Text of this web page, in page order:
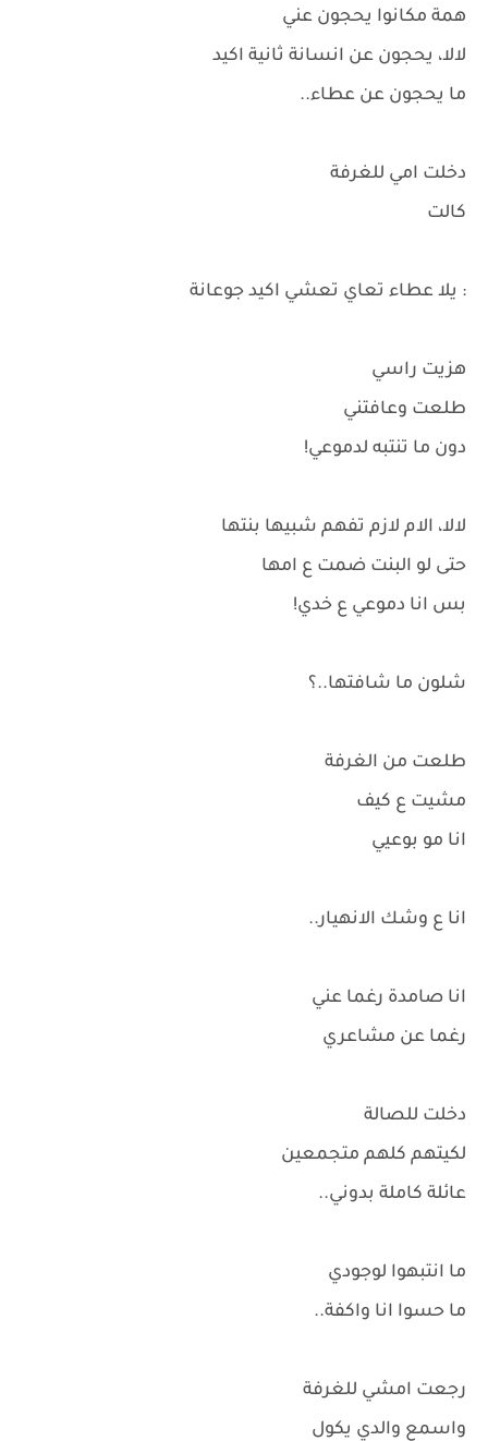
همة مكانوا يحجون عني
لالا، يحجون عن انسانة ثانية اكيد
ما يحجون عن عطاء..
دخلت امي للغرفة
كالت
: يلا عطاء تعاي تعشي اكيد جوعانة
هزيت راسي
طلعت وعافتني
دون ما تنتبه لدموعي!
لالا، الام لازم تفهم شبيها بنتها
حتى لو البنت ضمت ع امها
بس انا دموعي ع خدي!
شلون ما شافتها..؟
طلعت من الغرفة
مشيت ع كيف
انا مو بوعيي
انا ع وشك الانهيار..
انا صامدة رغما عني
رغما عن مشاعري
دخلت للصالة
لكيتهم كلهم متجمعين
عائلة كاملة بدوني..
ما انتبهوا لوجودي
ما حسوا انا واكفة..
رجعت امشي للغرفة
واسمع والدي يكول